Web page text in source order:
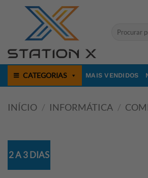
Pesquisar
CATEGORIAS MAIS VENDIDOS
INÍCIO / INFORMÁTICA /
2 A 3 DIAS